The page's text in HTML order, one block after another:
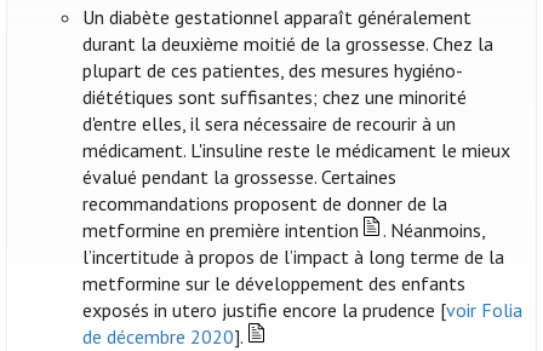
Un diabète gestationnel apparaît généralement
durant la deuxième moitié de la grossesse. Chez la
plupart de ces patientes, des mesures hygiéno-
diététiques sont suffisantes; chez une minorité
d'entre elles, il sera nécessaire de recourir à un
médicament. L'insuline reste le médicament le mieux
évalué pendant la grossesse. Certaines
recommandations proposent de donner de la
metformine en première intention
. Néanmoins,
l’incertitude à propos de l’impact à long terme de la
metformine sur le développement des enfants
exposés in utero justifie encore la prudence [voir Folia
de décembre 2020].